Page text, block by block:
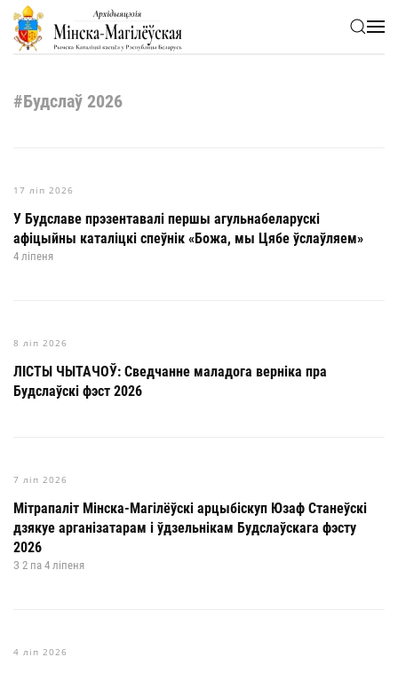
Skip to main content
#Будслаў 2026
17 ліп 2026
У Будславе прэзентавалі першы агульнабеларускі
афіцыйны каталіцкі спеўнік «Божа, мы Цябе ўслаўляем»
4 ліпеня
8 ліп 2026
ЛІСТЫ ЧЫТАЧОЎ: Сведчанне маладога верніка пра
Будслаўскі фэст 2026
7 ліп 2026
Мітрапаліт Мінска-Магілёўскі арцыбіскуп Юзаф Станеўскі
дзякуе арганізатарам і ўдзельнікам Будслаўскага фэсту
2026
З 2 па 4 ліпеня
4 ліп 2026